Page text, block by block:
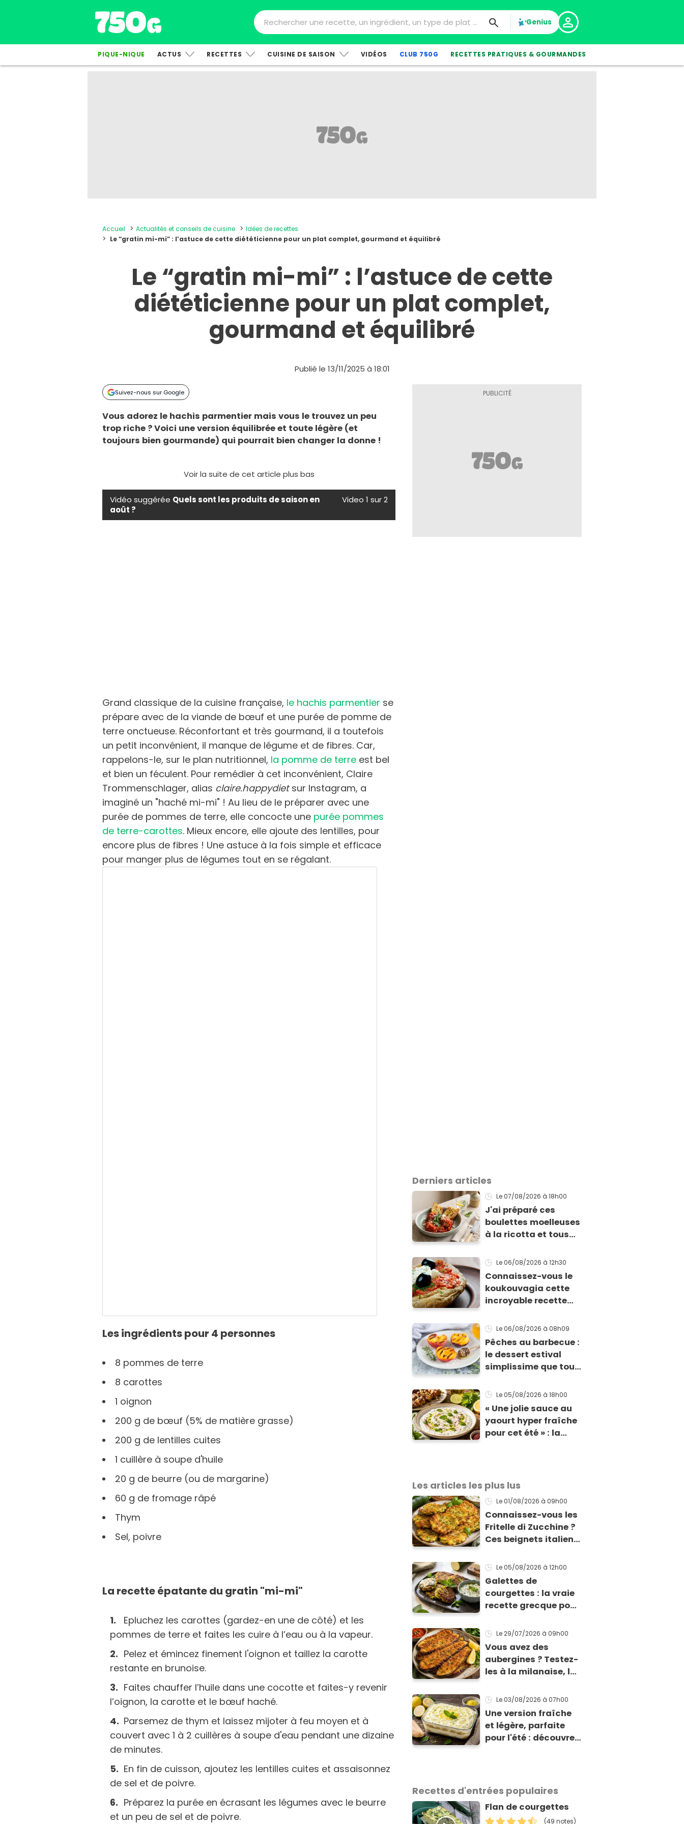
Genius
PIQUE-NIQUE ACTUS RECETTES CUISINE DE SAISON VIDÉOS CLUB 750G RECETTES PRATIQUES & GOURMANDES
Accueil Actualités et conseils de cuisine
Idées de recettes
Le “gratin mi-mi” : l’astuce de cette diététicienne pour un plat complet, gourmand et équilibré
Le “gratin mi-mi” : l’astuce de cette
diététicienne pour un plat complet,
gourmand et équilibré
Publié le 13/11/2025 à 18:01
Suivez-nous sur Google
Vous adorez le hachis parmentier mais vous le trouvez un peu
trop riche ? Voici une version équilibrée et toute légère (et
toujours bien gourmande) qui pourrait bien changer la donne !
Voir la suite de cet article plus bas
Vidéo suggérée Quels sont les produits de saison en
août ?
Video 1 sur 2
Grand classique de la cuisine française, le hachis parmentier se
prépare avec de la viande de bœuf et une purée de pomme de
terre onctueuse. Réconfortant et très gourmand, il a toutefois
un petit inconvénient, il manque de légume et de fibres. Car,
rappelons-le, sur le plan nutritionnel, la pomme de terre est bel
et bien un féculent. Pour remédier à cet inconvénient, Claire
Trommenschlager, alias claire.happydietsur Instagram, a
imaginé un "haché mi-mi" ! Au lieu de le préparer avec une
purée de pommes de terre, elle concocte une purée pommes
de terre-carottes. Mieux encore, elle ajoute des lentilles, pour
encore plus de fibres ! Une astuce à la fois simple et efficace
pour manger plus de légumes tout en se régalant.
Les ingrédients pour 4 personnes
8 pommes de terre
8 carottes
1 oignon
200 g de bœuf (5% de matière grasse)
200 g de lentilles cuites
1 cuillère à soupe d'huile
20 g de beurre (ou de margarine)
60 g de fromage râpé
Thym
Sel, poivre
La recette épatante du gratin "mi-mi"
Epluchez les carottes (gardez-en une de côté) et les
pommes de terre et faites les cuire à l’eau ou à la vapeur.
Pelez et émincez finement l'oignon et taillez la carotte
restante en brunoise.
Faites chauffer l’huile dans une cocotte et faites-y revenir
l’oignon, la carotte et le bœuf haché.
Parsemez de thym et laissez mijoter à feu moyen et à
couvert avec 1 à 2 cuillères à soupe d'eau pendant une dizaine
de minutes.
En fin de cuisson, ajoutez les lentilles cuites et assaisonnez
de sel et de poivre.
Préparez la purée en écrasant les légumes avec le beurre
et un peu de sel et de poivre.
Derniers articles
Le 07/08/2026 à 18h00
J'ai préparé ces
boulettes moelleuses
à la ricotta et tous
supplié d'avoir la
recette !
Le 06/08/2026 à 12h30
Connaissez-vous le
koukouvagia cette
incroyable recette
pain rassis et de
tomates
Le 06/08/2026 à 08h09
Pêches au barbecue :
le dessert estival
simplissime que tous
réclamer
Le 05/08/2026 à 18h00
« Une jolie sauce au
yaourt hyper fraîche
pour cet été » : la
vos grillades
Les articles les plus lus
Le 01/08/2026 à 09h00
Connaissez-vous les
Fritelle di Zucchine ?
Ces beignets italiens
en 10 min sont un pur
délice !
Le 05/08/2026 à 12h00
Galettes de
courgettes : la vraie
recette grecque pour
enfin à la cuisson
Le 29/07/2026 à 09h00
Vous avez des
aubergines ? Testez-
les à la milanaise, la
dorée qui change du
gratin classique
Le 03/08/2026 à 07h00
Une version fraîche
et légère, parfaite
pour l'été : découvrez
Chef !
Recettes d'entrées populaires
Flan de courgettes
(49 notes)